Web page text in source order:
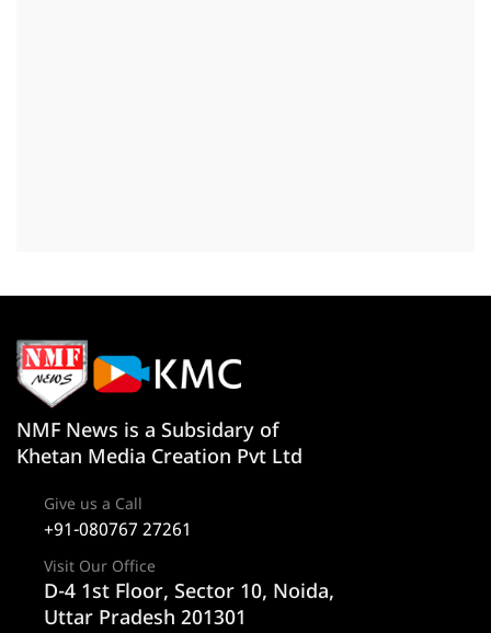
NMF News is a Subsidary of
Khetan Media Creation Pvt Ltd
Give us a Call
+91-080767 27261
Visit Our Office
D-4 1st Floor, Sector 10, Noida,
Uttar Pradesh 201301